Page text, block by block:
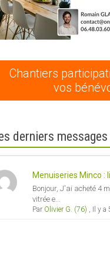
Chantiers
vos
derniers
Menuiseries Minco :
Bonjour, J'ai acheté 4
vitrée e...
Par Olivier G. (76) Il y a